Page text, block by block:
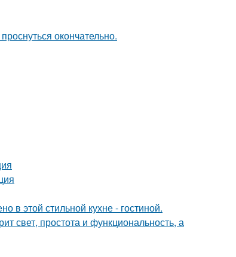
окончательно.
в этой стильной кухне - гостиной.
свет, простота и функциональность, а